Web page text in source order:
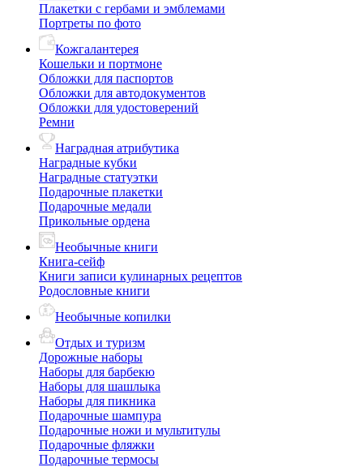
Плакетки с гербами и эмблемами
Портреты по фото
Кожгалантерея
Кошельки и портмоне
Обложки для паспортов
Обложки для автодокументов
Обложки для удостоверений
Ремни
Наградная атрибутика
Наградные кубки
Наградные статуэтки
Подарочные плакетки
Подарочные медали
Прикольные ордена
Необычные книги
Книга-сейф
Книги записи кулинарных рецептов
Родословные книги
Необычные копилки
Отдых и туризм
Дорожные наборы
Наборы для барбекю
Наборы для шашлыка
Наборы для пикника
Подарочные шампура
Подарочные ножи и мультитулы
Подарочные фляжки
Подарочные термосы